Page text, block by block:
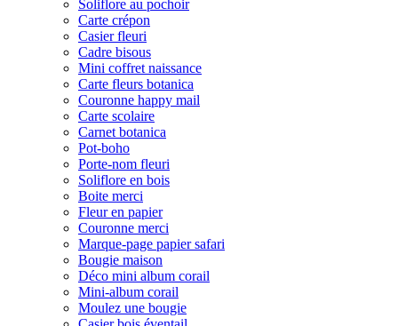
Soliflore au pochoir
Carte crépon
Casier fleuri
Cadre bisous
Mini coffret naissance
Carte fleurs botanica
Couronne happy mail
Carte scolaire
Carnet botanica
Pot-boho
Porte-nom fleuri
Soliflore en bois
Boite merci
Fleur en papier
Couronne merci
Marque-page papier safari
Bougie maison
Déco mini album corail
Mini-album corail
Moulez une bougie